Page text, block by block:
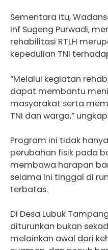
Sementara itu,
Inf Sugeng Purwadi,
rehabilitasi RTLH
kepedulian TNI
“Melalui kegiatan
dapat membantu
masyarakat serta
TNI dan warga,”
Program ini tidak
perubahan fisik pada
membawa harapan
selama ini tinggal di
terbatas.
Di Desa Lubuk
diturunkan bukan
melainkan awal dari